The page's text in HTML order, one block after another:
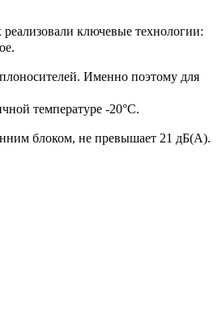
ключевые технологии:
Именно поэтому для
температуре -20°С.
блоком, не превышает 21 дБ(А).